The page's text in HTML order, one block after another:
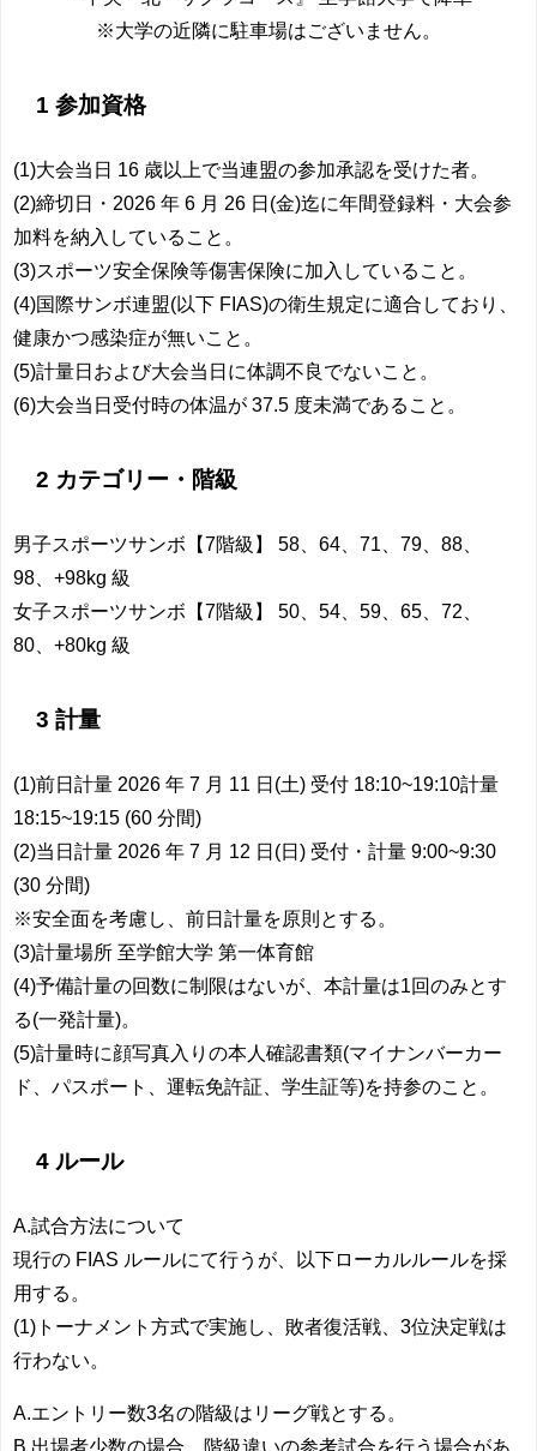
※大学の近隣に駐車場はございません。
1 参加資格
(1)大会当日 16 歳以上で当連盟の参加承認を受けた者。
(2)締切日・2026 年 6 月 26 日(金)迄に年間登録料・大会参
加料を納入していること。
(3)スポーツ安全保険等傷害保険に加入していること。
(4)国際サンボ連盟(以下 FIAS)の衛生規定に適合しており、
健康かつ感染症が無いこと。
(5)計量日および大会当日に体調不良でないこと。
(6)大会当日受付時の体温が 37.5 度未満であること。
2 カテゴリー・階級
男子スポーツサンボ【7階級】 58、64、71、79、88、
98、+98kg 級
女子スポーツサンボ【7階級】 50、54、59、65、72、
80、+80kg 級
3 計量
(1)前日計量 2026 年 7 月 11 日(土) 受付 18:10~19:10計量
18:15~19:15 (60 分間)
(2)当日計量 2026 年 7 月 12 日(日) 受付・計量 9:00~9:30
(30 分間)
※安全面を考慮し、前日計量を原則とする。
(3)計量場所 至学館大学 第一体育館
(4)予備計量の回数に制限はないが、本計量は1回のみとす
る(一発計量)。
(5)計量時に顔写真入りの本人確認書類(マイナンバーカー
ド、パスポート、運転免許証、学生証等)を持参のこと。
4 ルール
A.試合方法について
現行の FIAS ルールにて行うが、以下ローカルルールを採
用する。
(1)トーナメント方式で実施し、敗者復活戦、3位決定戦は
行わない。
A.エントリー数3名の階級はリーグ戦とする。
B.出場者少数の場合、階級違いの参考試合を行う場合があ